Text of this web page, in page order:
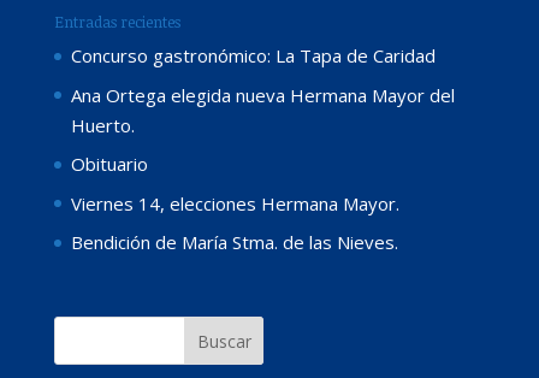
Entradas recientes
Concurso gastronómico: La Tapa de Caridad
Ana Ortega elegida nueva Hermana Mayor del
Huerto.
Obituario
Viernes 14, elecciones Hermana Mayor.
Bendición de María Stma. de las Nieves.